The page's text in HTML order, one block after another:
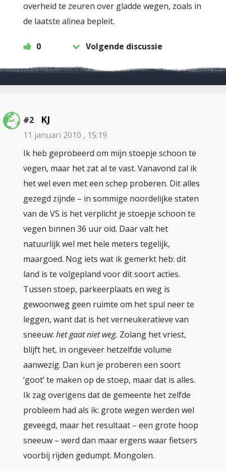
overheid te zeuren over gladde wegen, zoals in
de laatste alinea bepleit.
0 Volgende discussie
#2 KJ
11 januari 2010 , 15:19
Ik heb geprobeerd om mijn stoepje schoon te
vegen, maar het zat al te vast. Vanavond zal ik
het wel even met een schep proberen. Dit alles
gezegd zijnde – in sommige noordelijke staten
van de VS is het verplicht je stoepje schoon te
vegen binnen 36 uur oid. Daar valt het
natuurlijk wel met hele meters tegelijk,
maargoed. Nog iets wat ik gemerkt heb: dit
land is te volgepland voor dit soort acties.
Tussen stoep, parkeerplaats en weg is
gewoonweg geen ruimte om het spul neer te
leggen, want dat is het verneukeratieve van
sneeuw: het gaat niet weg. Zolang het vriest,
blijft het, in ongeveer hetzelfde volume
aanwezig. Dan kun je proberen een soort
‘goot’ te maken op de stoep, maar dat is alles.
Ik zag overigens dat de gemeente het zelfde
probleem had als ik: grote wegen werden wel
geveegd, maar het resultaat – een grote hoop
sneeuw – werd dan maar ergens waar fietsers
voorbij rijden gedumpt. Mongolen.